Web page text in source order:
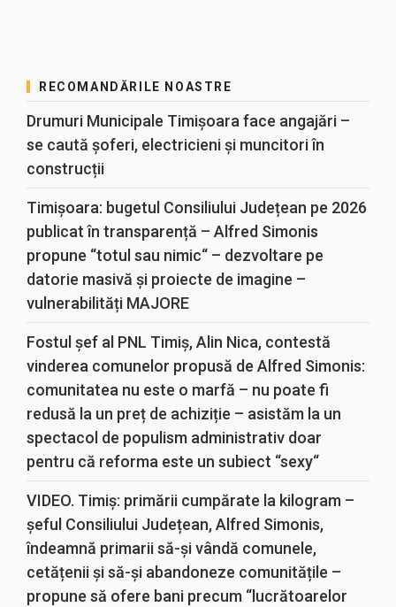
RECOMANDĂRILE NOASTRE
Drumuri Municipale Timișoara face angajări –
se caută șoferi, electricieni și muncitori în
construcții
Timișoara: bugetul Consiliului Județean pe 2026
publicat în transparență – Alfred Simonis
propune “totul sau nimic“ – dezvoltare pe
datorie masivă și proiecte de imagine –
vulnerabilități MAJORE
Fostul șef al PNL Timiș, Alin Nica, contestă
vinderea comunelor propusă de Alfred Simonis:
comunitatea nu este o marfă – nu poate fi
redusă la un preț de achiziție – asistăm la un
spectacol de populism administrativ doar
pentru că reforma este un subiect “sexy“
VIDEO. Timiș: primării cumpărate la kilogram –
șeful Consiliului Județean, Alfred Simonis,
îndeamnă primarii să-și vândă comunele,
cetățenii și să-și abandoneze comunitățile –
propune să ofere bani precum “lucrătoarelor